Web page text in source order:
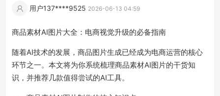
用户137****9525 2026-06-13 04:59
商品素材AI图片大全：电商视觉升级的必备指南
随着AI技术的发展，商品图片生成已经成为电商运营的核心
环节之一。本文将为你系统梳理商品素材AI图片的干货知
识，并推荐几款值得尝试的AI工具。